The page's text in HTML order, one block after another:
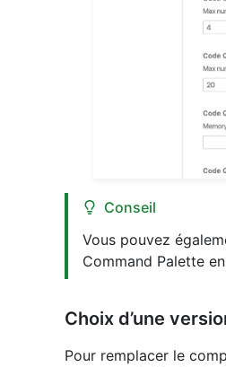
Conseil
Vous pouvez
Command Palette
Choix d’une
Pour remplacer le